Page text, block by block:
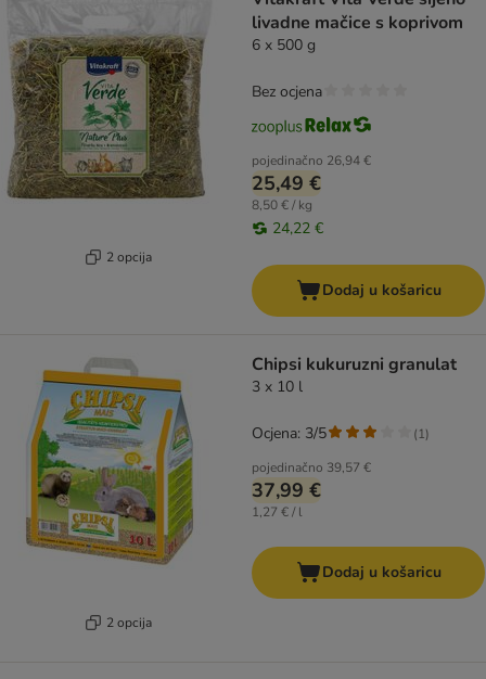
2 opcija
livadne mačice s koprivom
6 x 500 g
pojedinačno 26,94 €
25,49 €
8,50 € / kg
24,22 €
Bez ocjena
Dodaj u košaricu
2 opcija
Chipsi kukuruzni granulat
3 x 10 l
pojedinačno 39,57 €
37,99 €
1,27 € / l
Ocjena: 3/5 (1)
Dodaj u košaricu